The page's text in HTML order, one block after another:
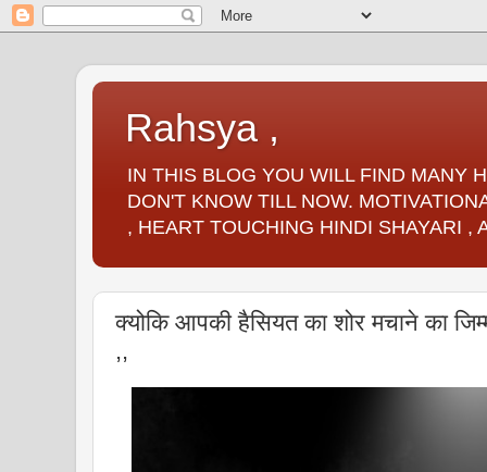
Rahsya ,
IN THIS BLOG YOU WILL FIND MANY
DON'T KNOW TILL NOW.
, HEART TOUCHING HINDI SHAYARI ,
क्योकि आपकी हैसियत का शोर मचाने का
,,